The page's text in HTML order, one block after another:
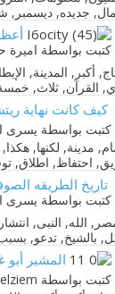
كتبت بواسطة اميرة
كيف كانت نهاية
كتبت بواسطة يسرى
تاريخ الطريقه
كتبت بواسطة يسرى
المشير أبو
كتبت بواسطة